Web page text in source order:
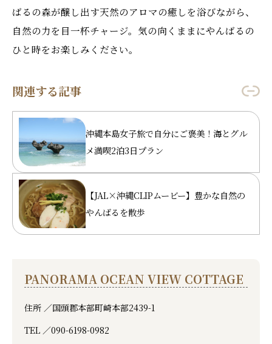
ばるの森が醸し出す天然のアロマの癒しを浴びながら、
自然の力を目一杯チャージ。気の向くままにやんばるの
ひと時をお楽しみください。
関連する記事
沖縄本島女子旅で自分にご褒美！海とグル
メ満喫2泊3日プラン
【JAL×沖縄CLIPムービー】豊かな自然の
やんばるを散歩
PANORAMA OCEAN VIEW COTTAGE
住所 ／国頭郡本部町崎本部2439-1
TEL ／090-6198-0982